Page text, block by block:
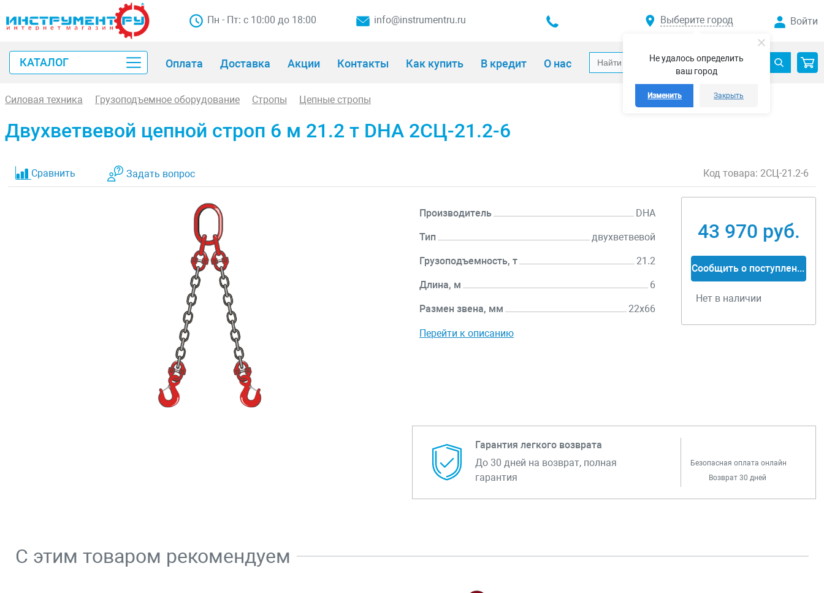
Не удалось определить
ваш город
Изменить Закрыть
Пн - Пт: с 10:00 до 18:00 info@instrumentru.ru Выберите город Войти
КАТАЛОГ Оплата Доставка Акции Контакты Как купить В кредит О нас
Силовая техника Грузоподъемное оборудование Стропы Цепные стропы
Двухветвевой цепной строп 6 м 21.2 т DHA 2СЦ-21.2-6
Сравнить Задать вопрос Код товара: 2СЦ-21.2-6
Производитель DHA
Тип двухветвевой
Грузоподъемность, т 21.2
Длина, м 6
Размен звена, мм 22х66
Перейти к описанию
43 970 руб.
Сообщить о поступлении
Нет в наличии
Гарантия легкого возврата
До 30 дней на возврат, полная
гарантия
Безопасная оплата онлайн
Возврат 30 дней
С этим товаром рекомендуем